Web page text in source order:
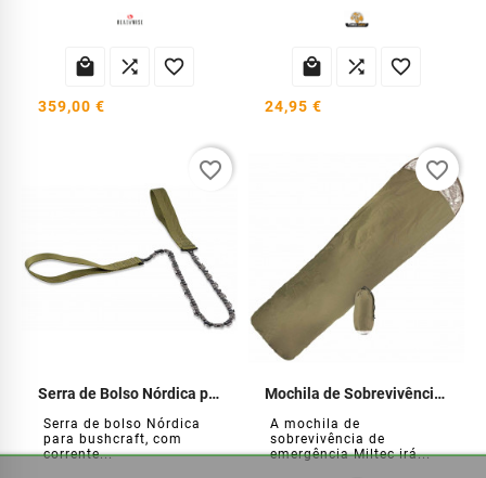
  
359,00 €
  
24,95 €
Serra de Bolso Nórdica para Bushcraft
Serra de bolso Nórdica
para bushcraft, com
corrente...
favorite_border
Mochila de Sobrevivência de Emergência
A mochila de
sobrevivência de
emergência Miltec irá...
favorite_border